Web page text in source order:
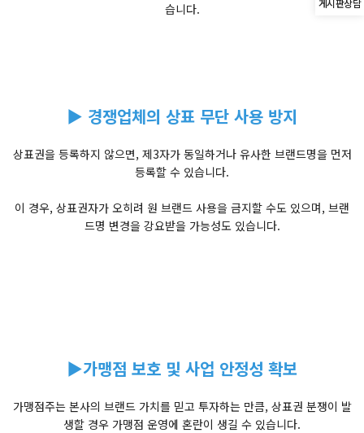
게시판상담
습니다.
▶ 경쟁업체의 상표 무단 사용 방지
상표권을 등록하지 않으면, 제3자가 동일하거나 유사한 브랜드명을 먼저
등록할 수 있습니다.
이 경우, 상표권자가 오히려 원 브랜드 사용을 금지할 수도 있으며, 브랜
드명 변경을 강요받을 가능성도 있습니다.
▶가맹점 보호 및 사업 안정성 확보
가맹점주는 본사의 브랜드 가치를 믿고 투자하는 만큼, 상표권 분쟁이 발
생할 경우 가맹점 운영에 혼란이 생길 수 있습니다.